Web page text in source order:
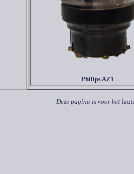
Philips AZ1
Deze pagina is voor het